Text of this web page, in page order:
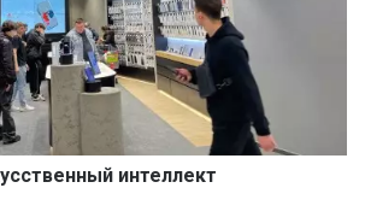
интеллект